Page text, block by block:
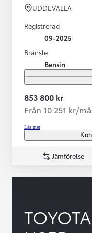
UDDEVALLA
Registrerad
09-2025
Bränsle
Bensin
853 800 kr
Från 10 251 kr/
Läs mer
Jämförelse